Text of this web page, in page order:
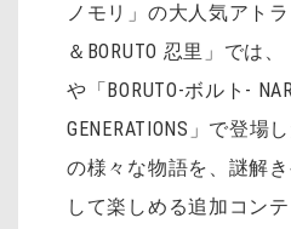
ノモリ」の大人気アトラ
＆BORUTO 忍里」では、
や「BORUTO-ボルト-
GENERATIONS」で登場
の様々な物語を、謎解
して楽しめる追加コン